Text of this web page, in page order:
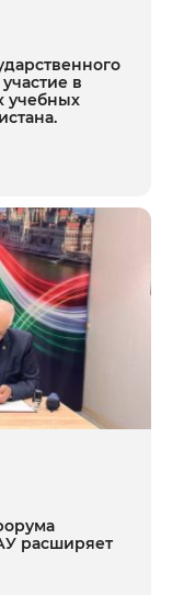
в
учебных
расширяет